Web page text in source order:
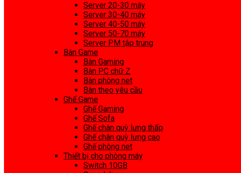
Server 20-30 máy
Server 30-40 máy
Server 40-50 máy
Server 50-70 máy
Server PM tập trung
Bàn Game
Bàn Gaming
Bàn PC chữ Z
Bàn phòng net
Bàn theo yêu cầu
Ghế Game
Ghế Gaming
Ghế Sofa
Ghế chân quỳ lưng thấp
Ghế chân quỳ lưng cao
Ghế phòng net
Thiết bị cho phòng máy
Switch 10GB